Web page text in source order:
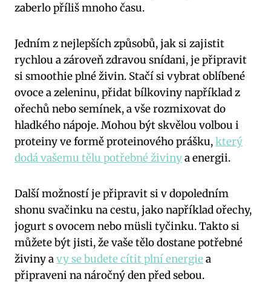
zaberlo příliš mnoho času.
Jedním z nejlepších způsobů, jak si zajistit
rychlou a zároveň zdravou snídani, je připravit
si smoothie plné živin. Stačí si vybrat oblíbené
ovoce a zeleninu, přidat bílkoviny například z
ořechů nebo semínek, a vše rozmixovat do
hladkého nápoje. Mohou být skvělou volbou i
proteiny ve formě proteinového prášku,který
dodá vašemu tělu potřebné živinya energii.
Další možností je připravit si v dopoledním
shonu svačinku na cestu, jako například ořechy,
jogurt s ovocem nebo müsli tyčinku. Takto si
můžete být jisti, že vaše tělo dostane potřebné
živiny avy se budete cítit plní energiea
připraveni na náročný den před sebou.